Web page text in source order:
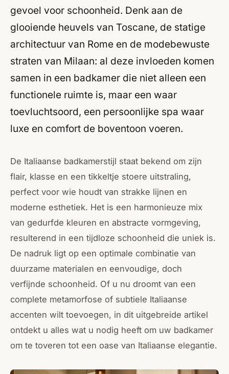
gevoel voor schoonheid. Denk aan de
glooiende heuvels van Toscane, de statige
architectuur van Rome en de modebewuste
straten van Milaan: al deze invloeden komen
samen in een badkamer die niet alleen een
functionele ruimte is, maar een waar
toevluchtsoord, een persoonlijke spa waar
luxe en comfort de boventoon voeren.
De Italiaanse badkamerstijl staat bekend om zijn
flair, klasse en een tikkeltje stoere uitstraling,
perfect voor wie houdt van strakke lijnen en
moderne esthetiek. Het is een harmonieuze mix
van gedurfde kleuren en abstracte vormgeving,
resulterend in een tijdloze schoonheid die uniek is.
De nadruk ligt op een optimale combinatie van
duurzame materialen en eenvoudige, doch
verfijnde schoonheid. Of u nu droomt van een
complete metamorfose of subtiele Italiaanse
accenten wilt toevoegen, in dit uitgebreide artikel
ontdekt u alles wat u nodig heeft om uw badkamer
om te toveren tot een oase van Italiaanse elegantie.